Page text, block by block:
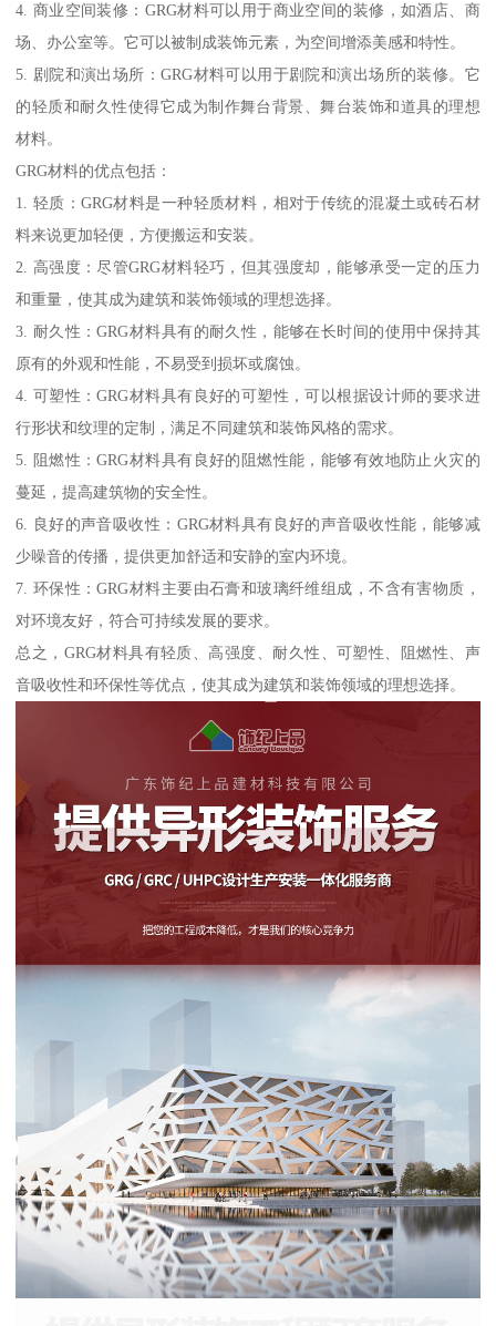
4. 商业空间装修：GRG材料可以用于商业空间的装修，如酒店、商
场、办公室等。它可以被制成装饰元素，为空间增添美感和特性。
5. 剧院和演出场所：GRG材料可以用于剧院和演出场所的装修。它
的轻质和耐久性使得它成为制作舞台背景、舞台装饰和道具的理想
材料。
GRG材料的优点包括：
1. 轻质：GRG材料是一种轻质材料，相对于传统的混凝土或砖石材
料来说更加轻便，方便搬运和安装。
2. 高强度：尽管GRG材料轻巧，但其强度却，能够承受一定的压力
和重量，使其成为建筑和装饰领域的理想选择。
3. 耐久性：GRG材料具有的耐久性，能够在长时间的使用中保持其
原有的外观和性能，不易受到损坏或腐蚀。
4. 可塑性：GRG材料具有良好的可塑性，可以根据设计师的要求进
行形状和纹理的定制，满足不同建筑和装饰风格的需求。
5. 阻燃性：GRG材料具有良好的阻燃性能，能够有效地防止火灾的
蔓延，提高建筑物的安全性。
6. 良好的声音吸收性：GRG材料具有良好的声音吸收性能，能够减
少噪音的传播，提供更加舒适和安静的室内环境。
7. 环保性：GRG材料主要由石膏和玻璃纤维组成，不含有害物质，
对环境友好，符合可持续发展的要求。
总之，GRG材料具有轻质、高强度、耐久性、可塑性、阻燃性、声
音吸收性和环保性等优点，使其成为建筑和装饰领域的理想选择。